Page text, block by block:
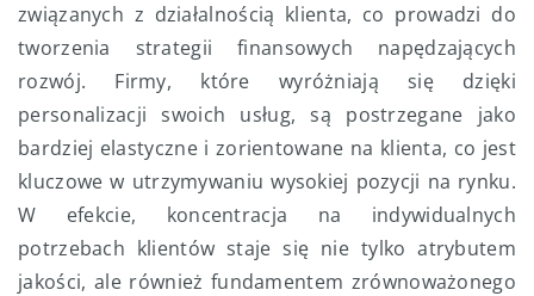
związanych z działalnością klienta, co prowadzi do
tworzenia strategii finansowych napędzających
rozwój. Firmy, które wyróżniają się dzięki
personalizacji swoich usług, są postrzegane jako
bardziej elastyczne i zorientowane na klienta, co jest
kluczowe w utrzymywaniu wysokiej pozycji na rynku.
W efekcie, koncentracja na indywidualnych
potrzebach klientów staje się nie tylko atrybutem
jakości, ale również fundamentem zrównoważonego